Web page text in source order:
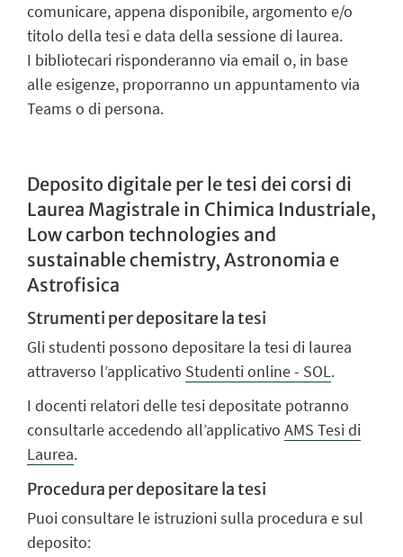
comunicare, appena disponibile, argomento e/o
titolo della tesi e data della sessione di laurea.
I bibliotecari risponderanno via email o, in base
alle esigenze, proporranno un appuntamento via
Teams o di persona.
Deposito digitale per le tesi dei corsi di
Laurea Magistrale in Chimica Industriale,
Low carbon technologies and
sustainable chemistry, Astronomia e
Astrofisica
Strumenti per depositare la tesi
Glistudenti possono depositare la tesi di laurea
attraverso l’applicativo Studenti online - SOL.
I docenti relatoridelle tesi depositate potranno
consultarle accedendo all’applicativo AMS Tesi di
Laurea.
Procedura per depositare la tesi
Puoi consultare le istruzioni sulla procedura e sul
deposito: